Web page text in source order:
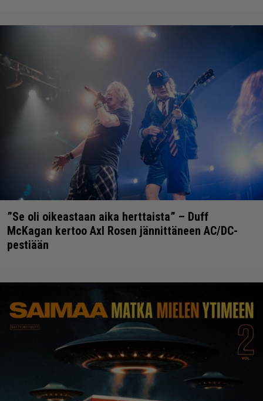
”Se oli oikeastaan aika herttaista” – Duff
McKagan kertoo Axl Rosen jännittäneen AC/DC-
pestiään